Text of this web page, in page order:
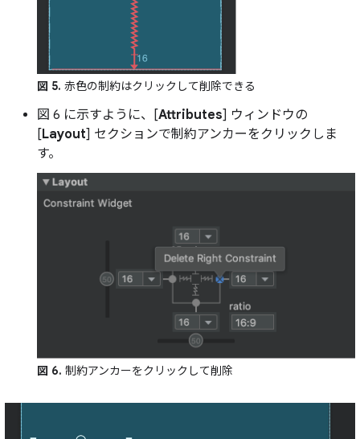
図 5. 赤色の制約はクリックして削除できる
図 6 に示すように、[Attributes] ウィンドウの
[Layout] セクションで制約アンカーをクリックしま
す。
図 6. 制約アンカーをクリックして削除